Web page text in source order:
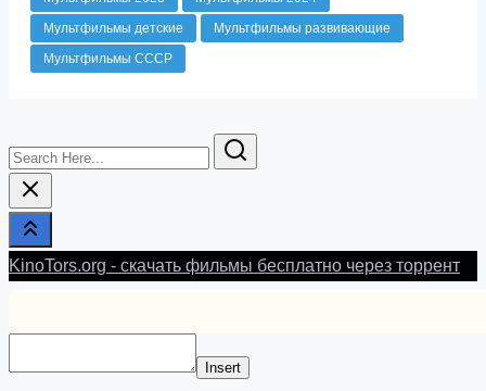
Мультфильмы детские
Мультфильмы развивающие
Мультфильмы СССР
Search
Here...
KinoTors.org - скачать фильмы бесплатно через торрент
Insert